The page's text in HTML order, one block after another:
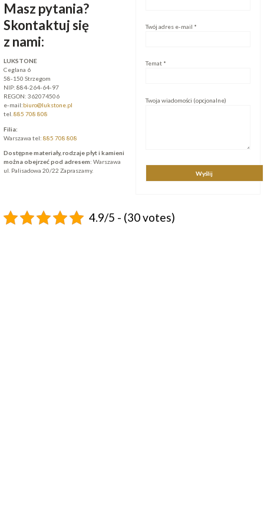
Masz pytania?
Skontaktuj się
z nami:
LUKSTONE
Ceglana 6
58-150 Strzegom
NIP:884-264-64-97
REGON:362074506
e-mail:biuro@lukstone.pl
tel.885 708 808
Filia:
Warszawa tel:885 708 808
Dostępne materiały, rodzaje płyt i kamieni
można obejrzeć pod adresem: Warszawa
ul. Palisadowa 20/22 Zapraszamy.
Twój adres e-mail *
Temat *
Twoja wiadomości (opcjonalne)
4.9/5 - (30 votes)